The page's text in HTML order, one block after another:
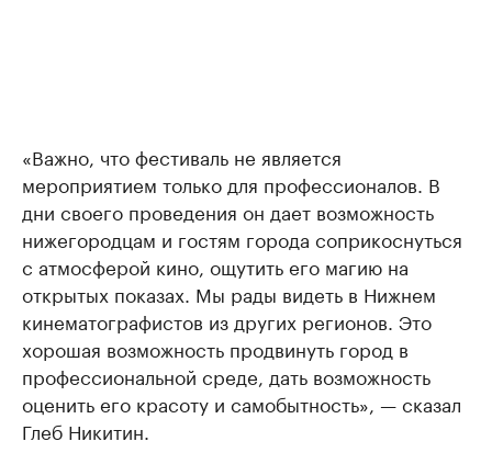
«Важно, что фестиваль не является
мероприятием только для профессионалов. В
дни своего проведения он дает возможность
нижегородцам и гостям города соприкоснуться
с атмосферой кино, ощутить его магию на
открытых показах. Мы рады видеть в Нижнем
кинематографистов из других регионов. Это
хорошая возможность продвинуть город в
профессиональной среде, дать возможность
оценить его красоту и самобытность», — сказал
Глеб Никитин.